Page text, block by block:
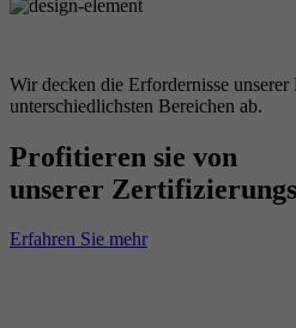
Wir decken die Erfordernisse
unterschiedlichsten Bereichen ab.
Profitieren sie von
unserer
Erfahren Sie mehr